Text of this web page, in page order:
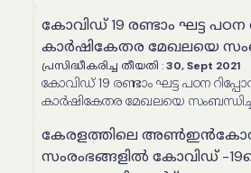
കോവിഡ് 19 രണ്ടാം ഘട്ട പഠന
കാർഷികേതര മേഖലയെ
പ്രസിദ്ധീകരിച്ച തീയതി :30, Sept 2021
കോവിഡ് 19 രണ്ടാം ഘട്ട പഠന
കാർഷികേതര മേഖലയെ
കേരളത്തിലെ
സംരംഭങ്ങളില്‍ കോവിഡ് -